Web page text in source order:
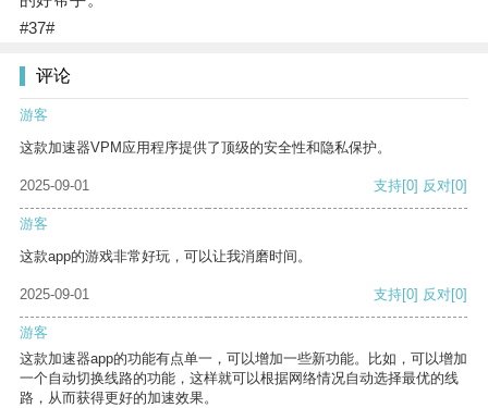
#37#
评论
游客
这款加速器VPM应用程序提供了顶级的安全性和隐私保护。
2025-09-01 支持[0] 反对[0]
游客
这款app的游戏非常好玩，可以让我消磨时间。
2025-09-01 支持[0] 反对[0]
游客
这款加速器app的功能有点单一，可以增加一些新功能。比如，可以增加
一个自动切换线路的功能，这样就可以根据网络情况自动选择最优的线
路，从而获得更好的加速效果。